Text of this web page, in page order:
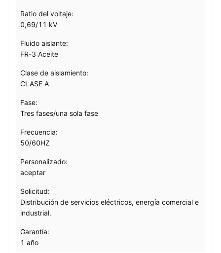
Ratio del voltaje:
0,69/11 kV
Fluido aislante:
FR-3 Aceite
Clase de aislamiento:
CLASE A
Fase:
Tres fases/una sola fase
Frecuencia:
50/60HZ
Personalizado:
aceptar
Solicitud:
Distribución de servicios eléctricos, energía comercial e
industrial.
Garantía:
1 año